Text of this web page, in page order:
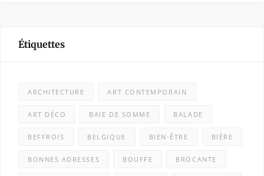
Étiquettes
ARCHITECTURE ART CONTEMPORAIN
ART DÉCO BAIE DE SOMME BALADE
BEFFROIS BELGIQUE BIEN-ÊTRE BIÈRE
BONNES ADRESSES BOUFFE BROCANTE